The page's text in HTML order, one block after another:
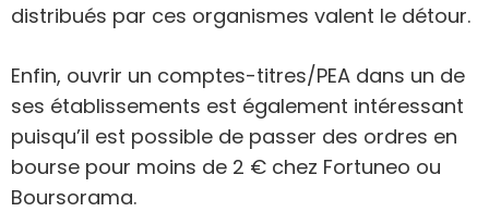
distribués par ces organismes valent le détour.
Enfin, ouvrir un comptes-titres/PEA dans un de
ses établissements est également intéressant
puisqu’il est possible de passer des ordres en
bourse pour moins de 2 € chez Fortuneo ou
Boursorama.